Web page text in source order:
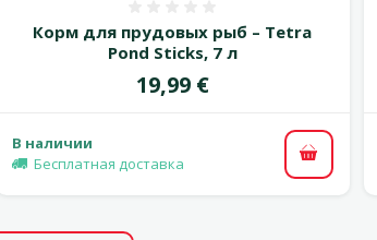
Корм для прудовых рыб – Tetra
Pond Sticks, 7 л
Цена
19,99 €
В наличии
Бесплатная доставка
В